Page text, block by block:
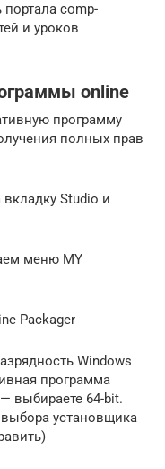
comp-
и уроков
online
программу
полных прав
Studio и
меню MY
Packager
Windows
программа
выбираете 64-bit.
установщика